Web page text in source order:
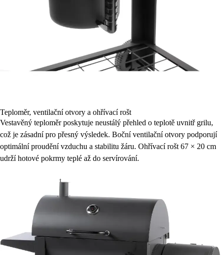
Teploměr, ventilační otvory a ohřívací rošt
Vestavěný teploměr poskytuje neustálý přehled o teplotě uvnitř grilu,
což je zásadní pro přesný výsledek. Boční ventilační otvory podporují
optimální proudění vzduchu a stabilitu žáru. Ohřívací rošt 67 × 20 cm
udrží hotové pokrmy teplé až do servírování.